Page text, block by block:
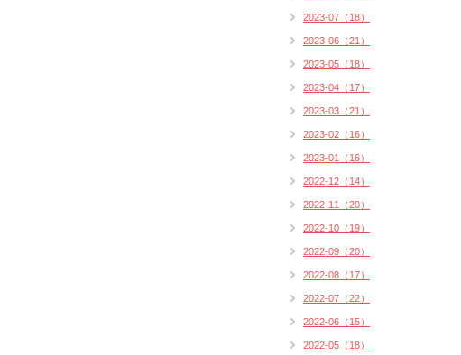
2023-07（18）
2023-06（21）
2023-05（18）
2023-04（17）
2023-03（21）
2023-02（16）
2023-01（16）
2022-12（14）
2022-11（20）
2022-10（19）
2022-09（20）
2022-08（17）
2022-07（22）
2022-06（15）
2022-05（18）